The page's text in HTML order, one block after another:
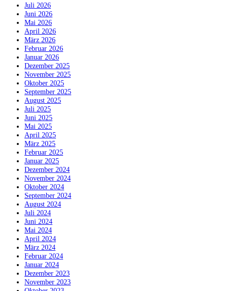
Juli 2026
Juni 2026
Mai 2026
April 2026
März 2026
Februar 2026
Januar 2026
Dezember 2025
November 2025
Oktober 2025
September 2025
August 2025
Juli 2025
Juni 2025
Mai 2025
April 2025
März 2025
Februar 2025
Januar 2025
Dezember 2024
November 2024
Oktober 2024
September 2024
August 2024
Juli 2024
Juni 2024
Mai 2024
April 2024
März 2024
Februar 2024
Januar 2024
Dezember 2023
November 2023